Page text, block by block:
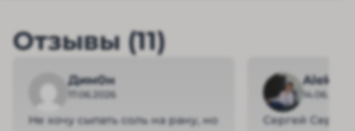
Отзывы (11)
Дим0н
17.06.2026
Не хочу сыпать соль на рану, но
Aleksei
14.06.2026
Сергей